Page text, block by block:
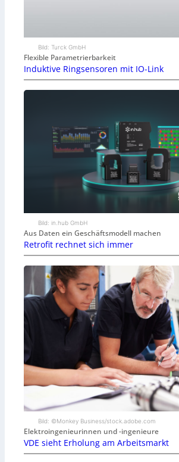
Bild: Turck GmbH
Flexible Parametrierbarkeit
Induktive Ringsensoren mit IO-Link
Bild: in.hub GmbH
Aus Daten ein Geschäftsmodell machen
Retrofit rechnet sich immer
Bild: ©Monkey Business/stock.adobe.com
Elektroingenieurinnen und -ingenieure
VDE sieht Erholung am Arbeitsmarkt